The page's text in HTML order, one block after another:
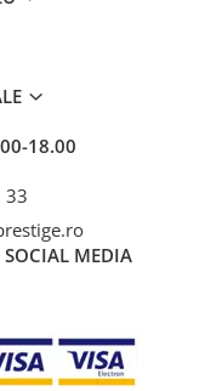
18.00
33
SOCIAL MEDIA